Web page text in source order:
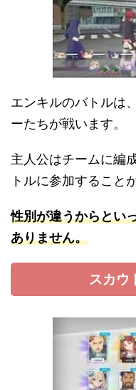
エンキルのバトルは
ーたちが戦います。
主人公はチームに編
トルに参加すること
性別が違うからとい
ありません。
スカウ